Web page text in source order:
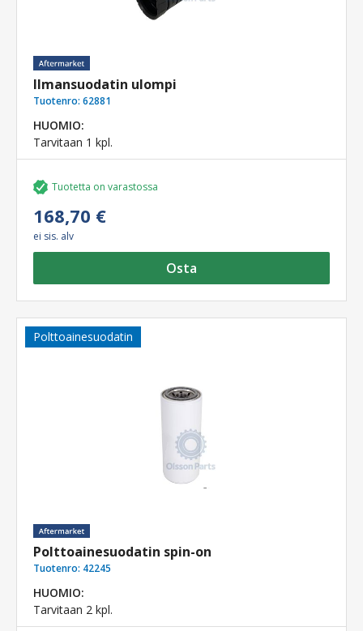
Ilmansuodatin ulompi
Tuotenro: 62881
HUOMIO:
Tarvitaan 1 kpl.
Tuotetta on varastossa
168,70 €
ei sis. alv
Osta
Polttoainesuodatin
Polttoainesuodatin spin-on
Tuotenro: 42245
HUOMIO:
Tarvitaan 2 kpl.